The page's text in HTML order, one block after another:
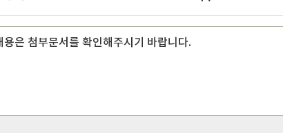
용은 첨부문서를 확인해주시기 바랍니다.